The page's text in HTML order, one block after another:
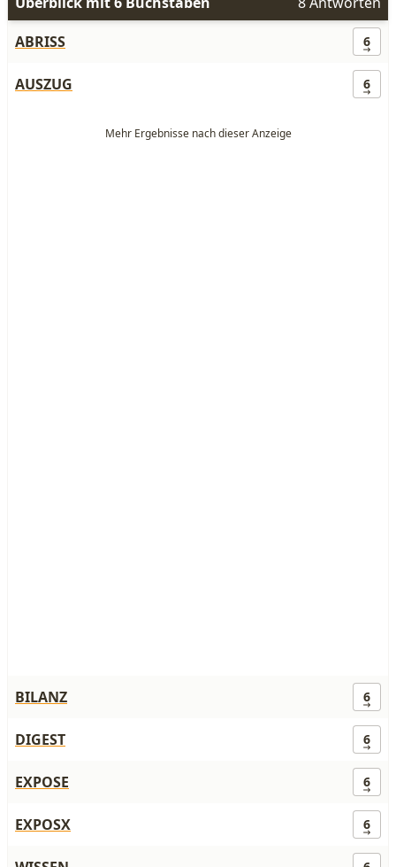
ABRISS
6
AUSZUG 6
BILANZ 6
DIGEST 6
EXPOSE 6
EXPOSX 6